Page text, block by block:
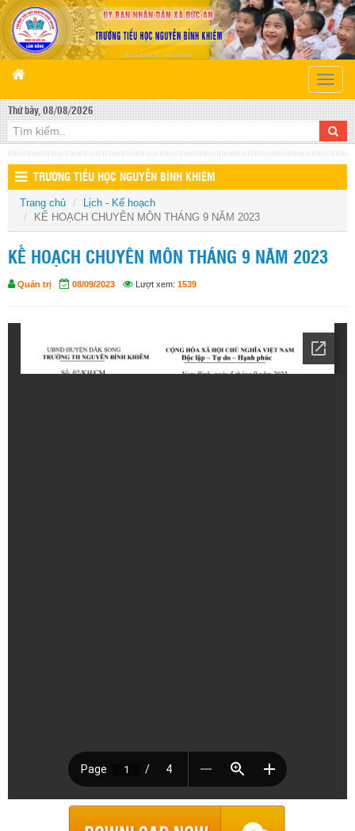
Toggle
Thứ bảy, 08/08/2026
TRƯỜNG TIỂU HỌC NGUYỄN BỈNH KHIÊM
Trang chủ
Lịch - Kế hoạch
KẾ HOẠCH CHUYÊN MÔN THÁNG 9 NĂM 2023
KẾ HOẠCH CHUYÊN MÔN THÁNG 9 NĂM 2023
Quản trị 08/09/2023 Lượt xem: 1539